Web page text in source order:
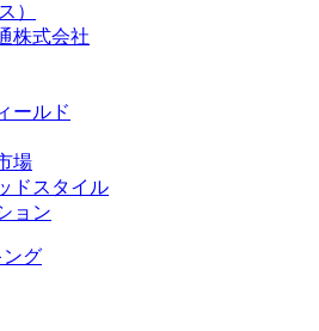
）
株式会社
ールド
場
ドスタイル
ョン